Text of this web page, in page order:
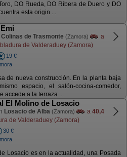
DO Rueda, DO Ribera de Duero y DO
esta origin ...
Colinas de Trasmonte (Zamora)
a
de Valderaduey (Zamora)
19 €
de nueva construcción. En la planta baja
espacio, el salón-cocina-comedor,
accede a la terraza ...
El Molino de Losacio
Losacio de Alba (Zamora) a 40,4
de Valderaduey (Zamora)
30 €
Losacio es en la actualidad, una Posada